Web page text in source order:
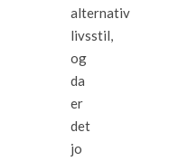
alternativ
livsstil,
og
da
er
det
jo